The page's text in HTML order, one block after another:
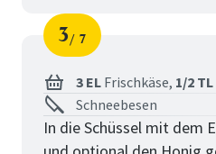
Schritt
3
von
7
3 EL Frischkäse, 1/2 TL
Schneebesen
In die Schüssel mit dem